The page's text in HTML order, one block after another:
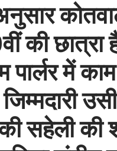
की
में
जिम्मदारी
सहेली की